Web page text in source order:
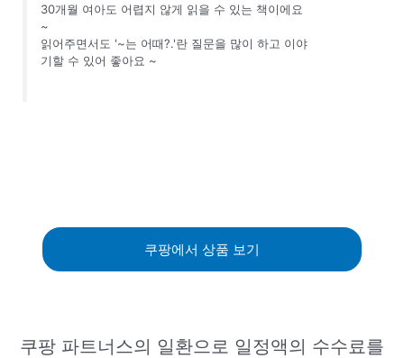
30개월 여아도 어렵지 않게 읽을 수 있는 책이에요
~
읽어주면서도 '~는 어때?.'란 질문을 많이 하고 이야
기할 수 있어 좋아요 ~
쿠팡에서 상품 보기
쿠팡 파트너스의 일환으로 일정액의 수수료를